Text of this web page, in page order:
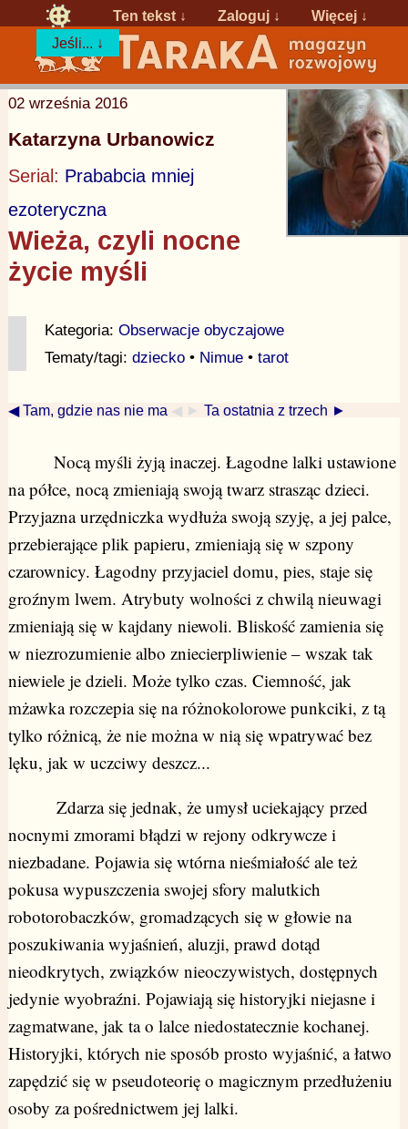
Ten tekst ↓ Zaloguj ↓
Więcej ↓
Jeśli... ↓
02 września 2016
Katarzyna Urbanowicz
Serial: Prababcia mniej
ezoteryczna
Wieża, czyli nocne
życie myśli
Kategoria: Obserwacje obyczajowe
Tematy/tagi: dziecko• Nimue• tarot
◀ Tam, gdzie nas nie ma ◀ ► Ta ostatnia z trzech ►
Nocą myśli żyją inaczej. Łagodne lalki ustawione
na półce, nocą zmieniają swoją twarz strasząc dzieci.
Przyjazna urzędniczka wydłuża swoją szyję, a jej palce,
przebierające plik papieru, zmieniają się w szpony
czarownicy. Łagodny przyjaciel domu, pies, staje się
groźnym lwem. Atrybuty wolności z chwilą nieuwagi
zmieniają się w kajdany niewoli. Bliskość zamienia się
w niezrozumienie albo zniecierpliwienie – wszak tak
niewiele je dzieli. Może tylko czas. Ciemność, jak
mżawka rozczepia się na różnokolorowe punkciki, z tą
tylko różnicą, że nie można w nią się wpatrywać bez
lęku, jak w uczciwy deszcz...
Zdarza się jednak, że umysł uciekający przed
nocnymi zmorami błądzi w rejony odkrywcze i
niezbadane. Pojawia się wtórna nieśmiałość ale też
pokusa wypuszczenia swojej sfory malutkich
robotorobaczków, gromadzących się w głowie na
poszukiwania wyjaśnień, aluzji, prawd dotąd
nieodkrytych, związków nieoczywistych, dostępnych
jedynie wyobraźni. Pojawiają się historyjki niejasne i
zagmatwane, jak ta o lalce niedostatecznie kochanej.
Historyjki, których nie sposób prosto wyjaśnić, a łatwo
zapędzić się w pseudoteorię o magicznym przedłużeniu
osoby za pośrednictwem jej lalki.